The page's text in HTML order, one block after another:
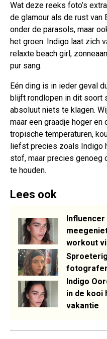
Wat deze reeks foto’s
de glamour als de rust van
onder de parasols, maar
het groen. Indigo laat zich
relaxte beach girl,
pur sang.
Eén ding is in ieder geval
blijft rondlopen in dit soort
absoluut niets te klagen.
maar een graadje hoger en
tropische temperaturen,
liefst precies zoals Indigo
stof, maar precies genoeg
te houden.
Lees ook
Influencer
workout
Indigo
in de kooi
vakantie